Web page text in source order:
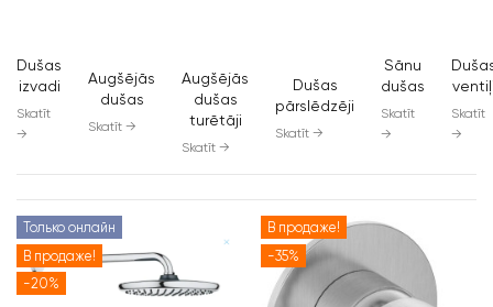
Dušas
izvadi
Augšējās
dušas
Augšējās
dušas
turētāji
Dušas
pārslēdzēji
Sānu
dušas
Только онлайн
В продаже!
-20%
В продаже!
-35%